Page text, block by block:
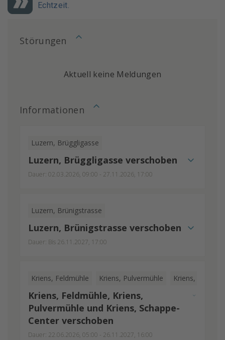
Echtzeit.
Störungen
Aktuell keine Meldungen
Informationen
Luzern, Brüggligasse
Luzern, Brüggligasse verschoben
Dauer: 02.03.2026, 09:00 - 27.11.2026, 17:00
Luzern, Brünigstrasse
Luzern, Brünigstrasse verschoben
Dauer: Bis 26.11.2027, 17:00
Kriens, Feldmühle Kriens, Pulvermühle Kriens,
Kriens, Feldmühle, Kriens,
Pulvermühle und Kriens, Schappe-
Center verschoben
Dauer: 22.06.2026, 05:00 - 26.11.2027, 16:00